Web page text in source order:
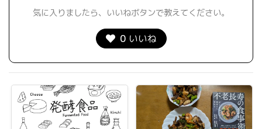
気に入りましたら、いいねボタンで教えてください。
0 いいね